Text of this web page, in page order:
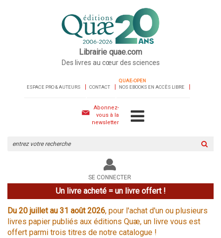
Librairie quae.com
Des livres au cœur des sciences
ESPACE PRO & AUTEURS CONTACT
QUAE-OPEN
NOS EBOOKS EN ACCÈS LIBRE
Abonnez-
vous à la
newsletter
le
site
SE CONNECTER
Un livre acheté = un livre offert !
Du 20 juillet au 31 août 2026, pour l'achat d'un ou plusieurs
livres papier publiés aux éditions Quæ, un livre vous est
offert parmi trois titres de notre catalogue !